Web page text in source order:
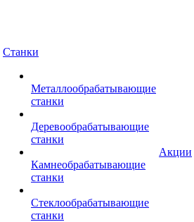
Станки
Металлообрабатывающие
станки
Деревообрабатывающие
станки
Камнеобрабатывающие
станки
Стеклообрабатывающие
станки
Акции